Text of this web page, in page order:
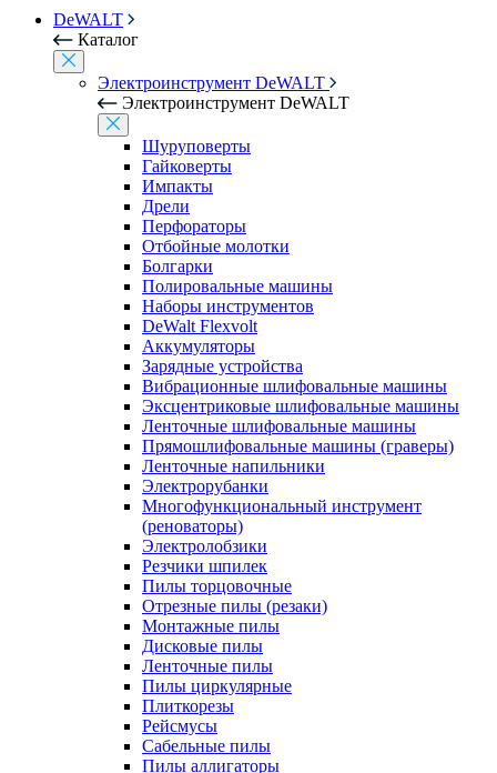
DeWALT
Каталог
Электроинструмент DeWALT
Электроинструмент DeWALT
Шуруповерты
Гайковерты
Импакты
Дрели
Перфораторы
Отбойные молотки
Болгарки
Полировальные машины
Наборы инструментов
DeWalt Flexvolt
Аккумуляторы
Зарядные устройства
Вибрационные шлифовальные машины
Эксцентриковые шлифовальные машины
Ленточные шлифовальные машины
Прямошлифовальные машины (граверы)
Ленточные напильники
Электрорубанки
Многофункциональный инструмент
(реноваторы)
Электролобзики
Резчики шпилек
Пилы торцовочные
Отрезные пилы (резаки)
Монтажные пилы
Дисковые пилы
Ленточные пилы
Пилы циркулярные
Плиткорезы
Рейсмусы
Сабельные пилы
Пилы аллигаторы